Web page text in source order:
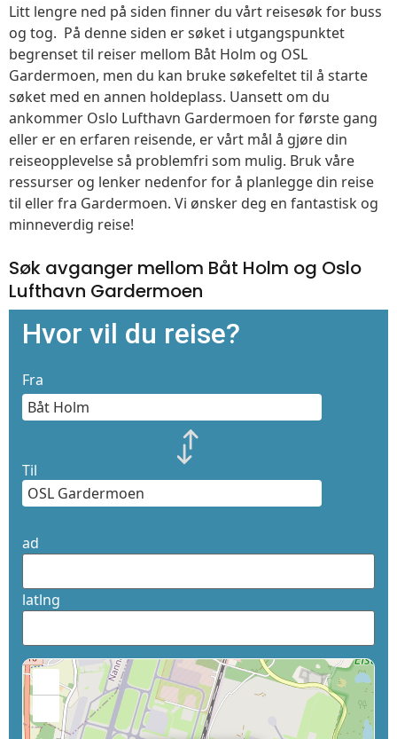
Litt lengre ned på siden finner du vårt reisesøk for buss
og tog. På denne siden er søket i utgangspunktet
begrenset til reiser mellom Båt Holm og OSL
Gardermoen, men du kan bruke søkefeltet til å starte
søket med en annen holdeplass. Uansett om du
ankommer Oslo Lufthavn Gardermoen for første gang
eller er en erfaren reisende, er vårt mål å gjøre din
reiseopplevelse så problemfri som mulig. Bruk våre
ressurser og lenker nedenfor for å planlegge din reise
til eller fra Gardermoen. Vi ønsker deg en fantastisk og
minneverdig reise!
Søk avganger mellom Båt Holm og Oslo
Lufthavn Gardermoen
Hvor vil du reise?
Fra
Til
ad
latlng